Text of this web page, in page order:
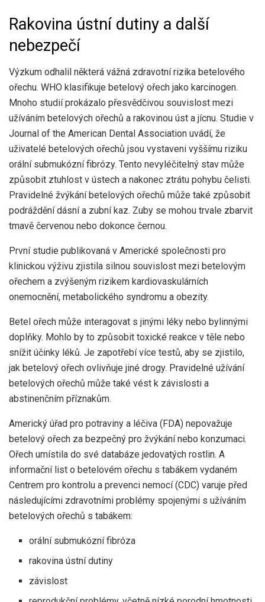
Rakovina ústní dutiny a další
nebezpečí
Výzkum odhalil některá vážná zdravotní rizika betelového
ořechu. WHO klasifikuje betelový ořech jako karcinogen.
Mnoho studií prokázalo přesvědčivou souvislost mezi
užíváním betelových ořechů a rakovinou úst a jícnu. Studie v
Journal of the American Dental Association uvádí, že
uživatelé betelových ořechů jsou vystaveni vyššímu riziku
orální submukózní fibrózy. Tento nevyléčitelný stav může
způsobit ztuhlost v ústech a nakonec ztrátu pohybu čelisti.
Pravidelné žvýkání betelových ořechů může také způsobit
podráždění dásní a zubní kaz. Zuby se mohou trvale zbarvit
tmavě červenou nebo dokonce černou.
První studie publikovaná v Americké společnosti pro
klinickou výživu zjistila silnou souvislost mezi betelovým
ořechem a zvýšeným rizikem kardiovaskulárních
onemocnění, metabolického syndromu a obezity.
Betel ořech může interagovat s jinými léky nebo bylinnými
doplňky. Mohlo by to způsobit toxické reakce v těle nebo
snížit účinky léků. Je zapotřebí více testů, aby se zjistilo,
jak betelový ořech ovlivňuje jiné drogy. Pravidelné užívání
betelových ořechů může také vést k závislosti a
abstinenčním příznakům.
Americký úřad pro potraviny a léčiva (FDA) nepovažuje
betelový ořech za bezpečný pro žvýkání nebo konzumaci.
Ořech umístila do své databáze jedovatých rostlin. A
informační list o betelovém ořechu s tabákem vydaném
Centrem pro kontrolu a prevenci nemocí (CDC) varuje před
následujícími zdravotními problémy spojenými s užíváním
betelových ořechů s tabákem:
orální submukózní fibróza
rakovina ústní dutiny
závislost